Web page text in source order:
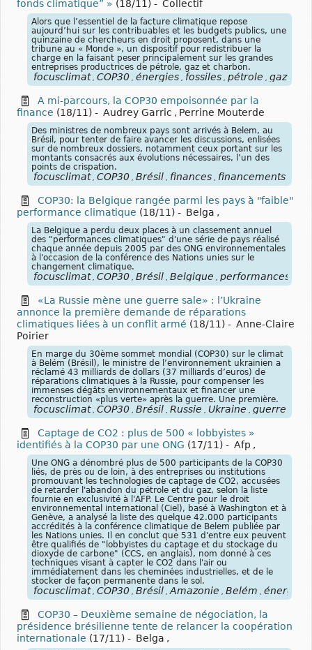
fonds climatique” » (18/11) - Collectif
Alors que l’essentiel de la facture climatique repose
aujourd’hui sur les contribuables et les budgets publics, une
quinzaine de chercheurs en droit proposent, dans une
tribune au « Monde », un dispositif pour redistribuer la
charge en la faisant peser principalement sur les grandes
entreprises productrices de pétrole, gaz et charbon.
focusclimat COP30 énergies fossiles pétrole gaz
A mi-parcours, la COP30 empoisonnée par la
finance (18/11) - Audrey Garric , Perrine Mouterde
Des ministres de nombreux pays sont arrivés à Belem, au
Brésil, pour tenter de faire avancer les discussions, enlisées
sur de nombreux dossiers, notamment ceux portant sur les
montants consacrés aux évolutions nécessaires, l’un des
points de crispation.
focusclimat COP30 Brésil finances financements
COP30: la Belgique rangée parmi les pays à "faible"
performance climatique (18/11) - Belga ,
La Belgique a perdu deux places à un classement annuel
des "performances climatiques" d'une série de pays réalisé
chaque année depuis 2005 par des ONG environnementales
à l'occasion de la conférence des Nations unies sur le
changement climatique.
focusclimat COP30 Brésil Belgique performances
«La Russie mène une guerre sale» : l’Ukraine
annonce la première demande de réparations
climatiques liées à un conflit armé (18/11) - Anne-Claire
Poirier
En marge du 30ème sommet mondial (COP30) sur le climat
à Belém (Brésil), le ministre de l’environnement ukrainien a
réclamé 43 milliards de dollars (37 milliards d’euros) de
réparations climatiques à la Russie, pour compenser les
immenses dégâts environnementaux et financer une
reconstruction «plus verte» après la guerre. Une première.
focusclimat COP30 Brésil Russie Ukraine guerre
Captage de CO2 : plus de 500 « lobbyistes »
identifiés à la COP30 par une ONG (17/11) - Afp ,
Une ONG a dénombré plus de 500 participants de la COP30
liés, de près ou de loin, à des entreprises ou institutions
promouvant les technologies de captage de CO2, accusées
de retarder l'abandon du pétrole et du gaz, selon la liste
fournie en exclusivité à l'AFP. Le Centre pour le droit
environnemental international (Ciel), basé à Washington et à
Genève, a analysé la liste des quelque 42.000 participants
accrédités à la conférence climatique de Belem publiée par
les Nations unies. Il en conclut que 531 d'entre eux peuvent
être qualifiés de "lobbyistes du captage et du stockage du
dioxyde de carbone" (CCS, en anglais), nom donné à ces
techniques visant à capter le CO2 dans l'air ou
immédiatement dans les cheminées industrielles, et de le
stocker de façon permanente dans le sol.
focusclimat COP30 Brésil Amazonie Belém énergies
COP30 – Deuxième semaine de négociation, la
présidence brésilienne tente de relancer la coopération
internationale (17/11) - Belga ,